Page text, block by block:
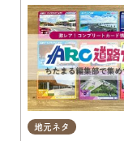
地元ネタ